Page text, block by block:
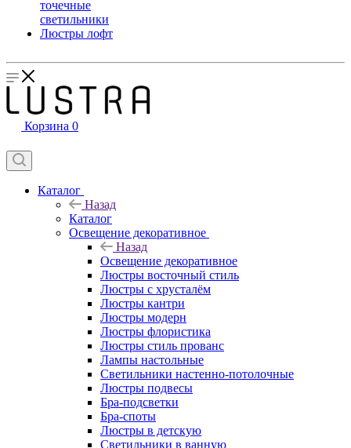
точечные
светильники
Люстры лофт
Корзина 0
Каталог
Назад
Каталог
Освещение декоративное
Назад
Освещение декоративное
Люстры восточный стиль
Люстры с хрусталём
Люстры кантри
Люстры модерн
Люстры флористика
Люстры стиль прованс
Лампы настольные
Светильники настенно-потолочные
Люстры подвесы
Бра-подсветки
Бра-споты
Люстры в детскую
Светильники в ванную